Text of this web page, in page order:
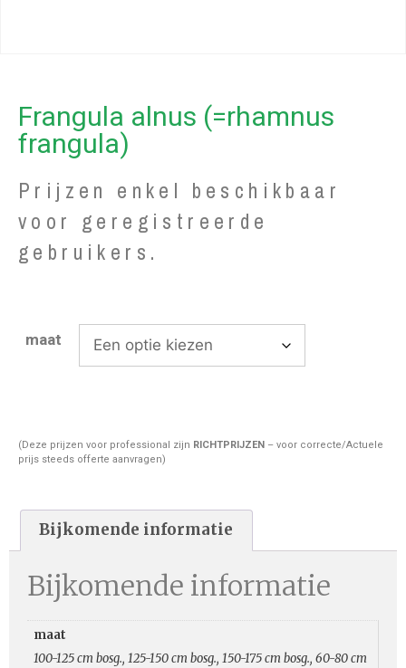
Frangula alnus (=rhamnus
frangula)
Prijzen enkel beschikbaar
voor geregistreerde
gebruikers.
maat
(Deze prijzen voor professional zijn RICHTPRIJZEN – voor correcte/Actuele
prijs steeds offerte aanvragen)
Bijkomende informatie
Bijkomende informatie
maat
100-125 cm bosg., 125-150 cm bosg., 150-175 cm bosg., 60-80 cm